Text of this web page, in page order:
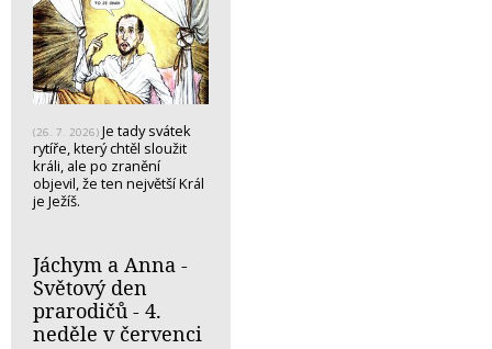
(26. 7. 2026) Je tady svátek
rytíře, který chtěl sloužit
králi, ale po zranění
objevil, že ten největší Král
je Ježíš.
Jáchym a Anna -
Světový den
prarodičů - 4.
neděle v červenci